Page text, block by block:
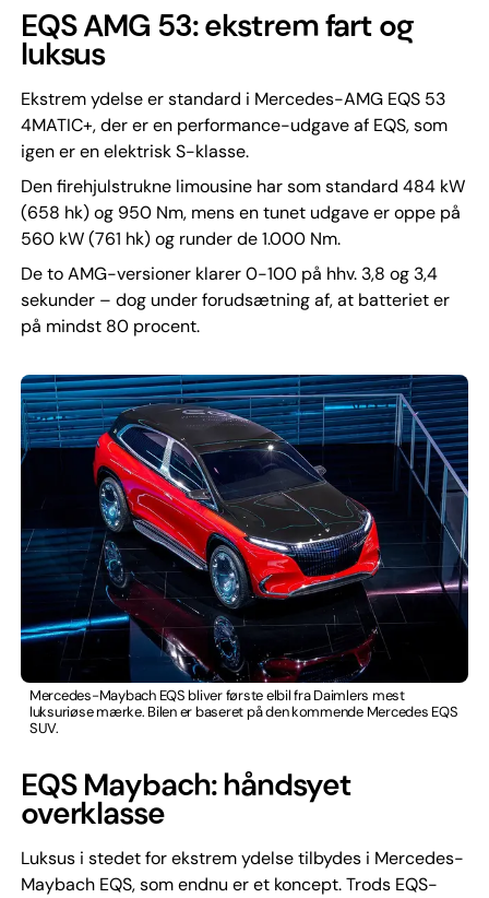
EQS AMG 53: ekstrem fart og
luksus
Ekstrem ydelse er standard i Mercedes-AMG EQS 53
4MATIC+, der er en performance-udgave af EQS, som
igen er en elektrisk S-klasse.
Den firehjulstrukne limousine har som standard 484 kW
(658 hk) og 950 Nm, mens en tunet udgave er oppe på
560 kW (761 hk) og runder de 1.000 Nm.
De to AMG-versioner klarer 0-100 på hhv. 3,8 og 3,4
sekunder – dog under forudsætning af, at batteriet er
på mindst 80 procent.
Mercedes-Maybach EQS bliver første elbil fra Daimlers mest
luksuriøse mærke. Bilen er baseret på den kommende Mercedes EQS
SUV.
EQS Maybach: håndsyet
overklasse
Luksus i stedet for ekstrem ydelse tilbydes i Mercedes-
Maybach EQS, som endnu er et koncept. Trods EQS-